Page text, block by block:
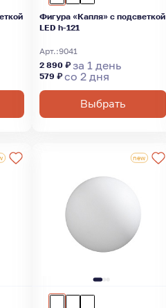
Фигура «Капля» с подсветкой
LED h-121
Арт.:9041
2 890 ₽ за 1 день
579 ₽со 2 дня
Выбрать